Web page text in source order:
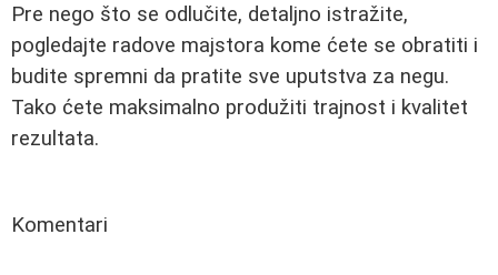
Pre nego što se odlučite, detaljno istražite,
pogledajte radove majstora kome ćete se obratiti i
budite spremni da pratite sve uputstva za negu.
Tako ćete maksimalno produžiti trajnost i kvalitet
rezultata.
Komentari